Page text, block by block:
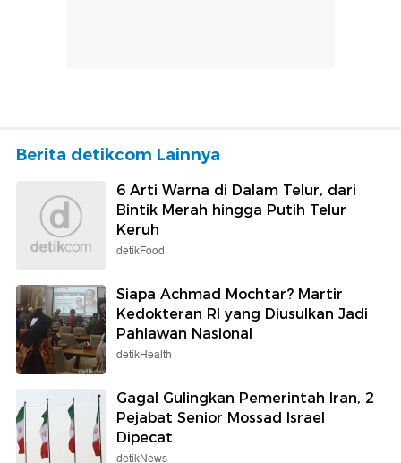
Berita detikcom Lainnya
6 Arti Warna di Dalam Telur, dari
Bintik Merah hingga Putih Telur
Keruh
detikFood
Siapa Achmad Mochtar? Martir
Kedokteran RI yang Diusulkan Jadi
Pahlawan Nasional
detikHealth
Gagal Gulingkan Pemerintah Iran, 2
Pejabat Senior Mossad Israel
Dipecat
detikNews